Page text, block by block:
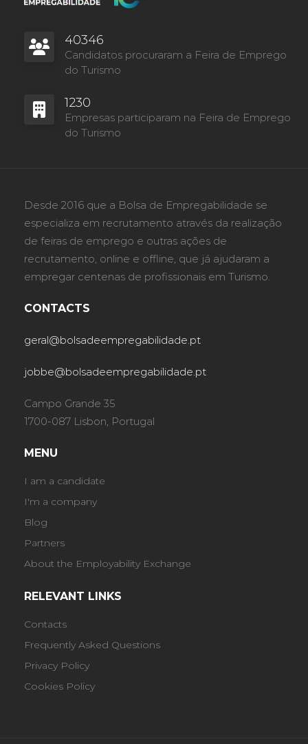
40346
Candidatos procuraram a Feira de Emprego
do Turismo
1230
Empresas participaram na Feira de Emprego
do Turismo
Desde 2016 que a Bolsa de Empregabilidade se
especializa em recrutamento através da realização
de feiras de emprego e outras ações de
recrutamento, online e offline, que já ajudaram a
empregar centenas de profissionais em Turismo.
CONTACTS
geral@bolsadeempregabilidade.pt
jobbe@bolsadeempregabilidade.pt
Campo Grande 35
1700-087 Lisbon, Portugal
MENU
I am a candidate
I'm a company
Blog
Partners
About the Employability Exchange
RELEVANT LINKS
Contacts
Frequently Asked Questions
Privacy Policy
Cookies Policy